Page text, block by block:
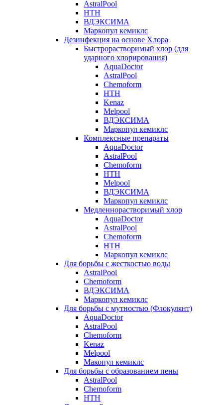
AstralPool
HTH
ВДЭКСИМА
Маркопул кемиклс
Дезинфекция на основе Хлора
Быстрорастворимый хлор (для
ударного хлорирования)
AquaDoctor
AstralPool
Chemoform
HTH
Kenaz
Melpool
ВДЭКСИМА
Маркопул кемиклс
Комплексные препараты
AquaDoctor
AstralPool
Chemoform
HTH
Melpool
ВДЭКСИМА
Маркопул кемиклс
Медленнорастворимый хлор
AquaDoctor
AstralPool
Chemoform
HTH
Маркопул кемиклс
Для борьбы с жесткостью воды
AstralPool
Chemoform
ВДЭКСИМА
Маркопул кемиклс
Для борьбы с мутностью (Флокулянт)
AquaDoctor
AstralPool
Chemoform
Kenaz
Melpool
Макопул кемиклс
Для борьбы с образованием пены
AstralPool
Chemoform
HTH